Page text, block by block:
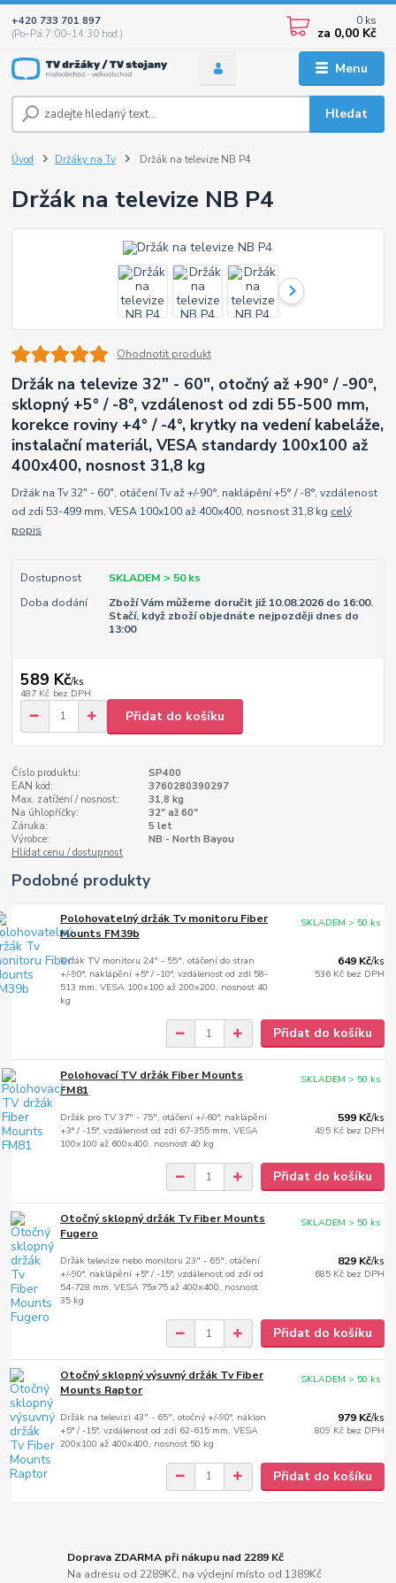
Menu
Hledat
+420 733 701 897
(Po–Pá 7:00–14:30 hod.)
0 ks
za 0,00 Kč
Úvod Držáky na Tv Držák na televize NB P4
Držák na televize NB P4
Ohodnotit produkt
Držák na televize 32" - 60", otočný až +90° / -90°,
sklopný +5° / -8°, vzdálenost od zdi 55-500 mm,
korekce roviny +4° / -4°, krytky na vedení kabeláže,
instalační materiál, VESA standardy 100x100 až
400x400, nosnost 31,8 kg
Držák na Tv 32" - 60", otáčení Tv až +/-90°, naklápění +5° / -8°, vzdálenost
od zdi 53-499 mm, VESA 100x100 až 400x400, nosnost 31,8 kg celý
popis
Dostupnost
SKLADEM > 50 ks
Doba dodání
Zboží Vám můžeme doručit již 10.08.2026 do 16:00.
Stačí, když zboží objednáte nejpozději dnes do
13:00
589 Kč/ks
487 Kč bez DPH
Přidat do košíku
Číslo produktu:
SP400
EAN kód:
3760280390297
Max. zatížení / nosnost:
31,8 kg
Na úhlopříčky:
32" až 60"
Záruka:
5 let
Výrobce:
NB - North Bayou
Hlídat cenu / dostupnost
Podobné produkty
Polohovatelný držák Tv monitoru Fiber
Mounts FM39b
Držák TV monitoru 24" - 55", otáčení do stran
+/-90°, naklápění +5° / -10°, vzdálenost od zdi 58-
513 mm, VESA 100x100 až 200x200, nosnost 40
kg
649 Kč/ks
536 Kč bez DPH
SKLADEM > 50 ks
Přidat do košíku
Polohovací TV držák Fiber Mounts
FM81
Držák pro TV 37" - 75", otáčení +/-60°, naklápění
+3° / -15°, vzdálenost od zdi 67-355 mm, VESA
100x100 až 600x400, nosnost 40 kg
599 Kč/ks
495 Kč bez DPH
SKLADEM > 50 ks
Přidat do košíku
Otočný sklopný držák Tv Fiber Mounts
Fugero
Držák televize nebo monitoru 23" - 65", otáčení
+/-90°, naklápění +5° / -15°, vzdálenost od zdi od
54-728 mm, VESA 75x75 až 400x400, nosnost
35 kg
829 Kč/ks
685 Kč bez DPH
SKLADEM > 50 ks
Přidat do košíku
Otočný sklopný výsuvný držák Tv Fiber
Mounts Raptor
Držák na televizi 43" - 65", otočný +/-90°, náklon
+5° / -15°, vzdálenost od zdi 62-615 mm, VESA
200x100 až 400x400, nosnost 50 kg
979 Kč/ks
809 Kč bez DPH
SKLADEM > 50 ks
Přidat do košíku
Doprava ZDARMA při nákupu nad 2289 Kč
Na adresu od 2289Kč, na výdejní místo od 1389Kč